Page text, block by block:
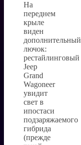
На
переднем
крыле
виден
дополнительный
лючок:
рестайлинговый
Jeep
Grand
Wagoneer
увидит
свет в
ипостаси
подзаряжаемого
гибрида
(прежде